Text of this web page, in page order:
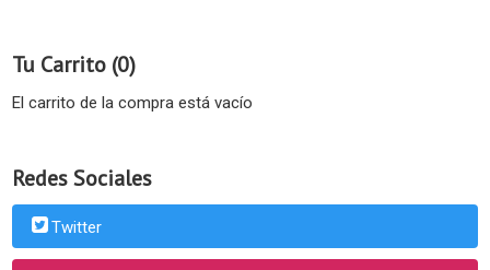
Tu Carrito (0)
El carrito de la compra está vacío
Redes Sociales
Twitter